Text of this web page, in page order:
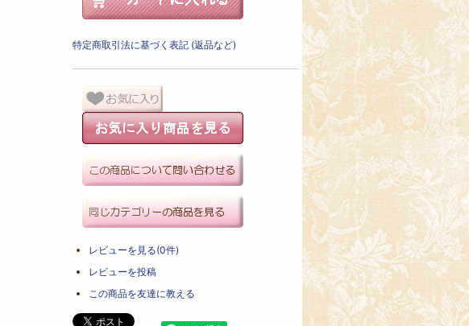
特定商取引法に基づく表記 (返品など)
レビューを見る(0件)
レビューを投稿
この商品を友達に教える